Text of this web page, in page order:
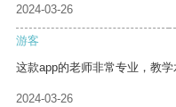
2024-03-26
游客
这款app的老师非常专业，教
2024-03-26